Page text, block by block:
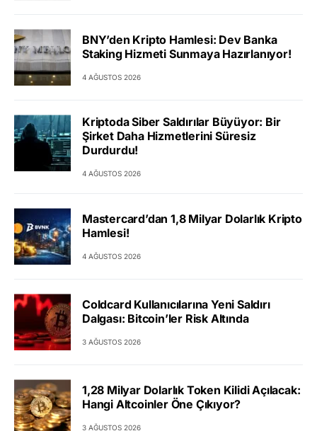
BNY’den Kripto Hamlesi: Dev Banka
Staking Hizmeti Sunmaya Hazırlanıyor!
4 AĞUSTOS 2026
Kriptoda Siber Saldırılar Büyüyor: Bir
Şirket Daha Hizmetlerini Süresiz
Durdurdu!
4 AĞUSTOS 2026
Mastercard’dan 1,8 Milyar Dolarlık Kripto
Hamlesi!
4 AĞUSTOS 2026
Coldcard Kullanıcılarına Yeni Saldırı
Dalgası: Bitcoin’ler Risk Altında
3 AĞUSTOS 2026
1,28 Milyar Dolarlık Token Kilidi Açılacak:
Hangi Altcoinler Öne Çıkıyor?
3 AĞUSTOS 2026